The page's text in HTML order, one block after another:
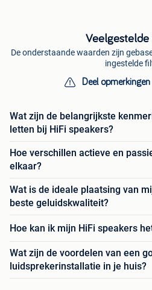
Veelgestelde
De onderstaande waarden zijn
ingestelde
Deel
Wat zijn de belangrijkste
letten bij HiFi speakers?
Hoe verschillen actieve en
elkaar?
Wat is de ideale plaatsing van
beste geluidskwaliteit?
Hoe kan ik mijn HiFi speakers
Wat zijn de voordelen van een
luidsprekerinstallatie in je huis?